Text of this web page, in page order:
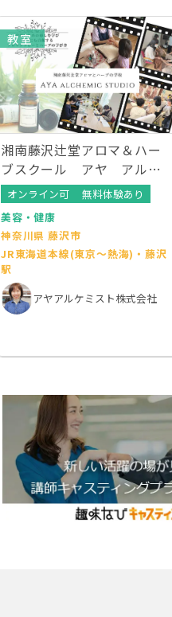
教室
湘南藤沢辻堂アロマ＆ハー
ブスクール アヤ アルケ
ミックスタジオ
オンライン可
無料体験あり
美容・健康
神奈川県 藤沢市
JR東海道本線(東京～熱海)・藤沢
駅
アヤアルケミスト株式会社